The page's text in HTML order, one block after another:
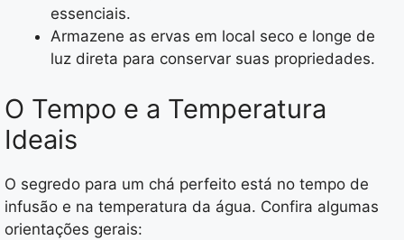
essenciais.
Armazene as ervas em local seco e longe de
luz direta para conservar suas propriedades.
O Tempo e a Temperatura
Ideais
O segredo para um chá perfeito está no tempo de
infusão e na temperatura da água. Confira algumas
orientações gerais: